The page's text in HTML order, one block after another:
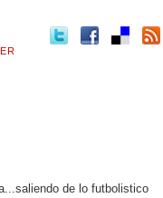
de lo futbolistico